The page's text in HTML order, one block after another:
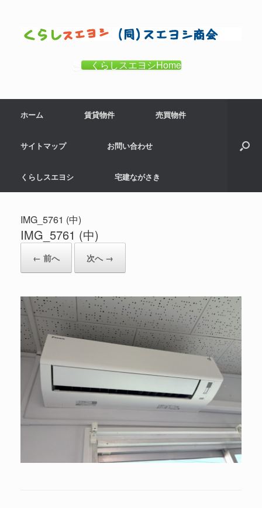
くらしスエヨシHome
ホーム 賃貸物件 売買物件
サイトマップ お問い合わせ
くらしスエヨシ 宅建ながさき
IMG_5761 (中)
IMG_5761 (中)
← 前へ 次へ →